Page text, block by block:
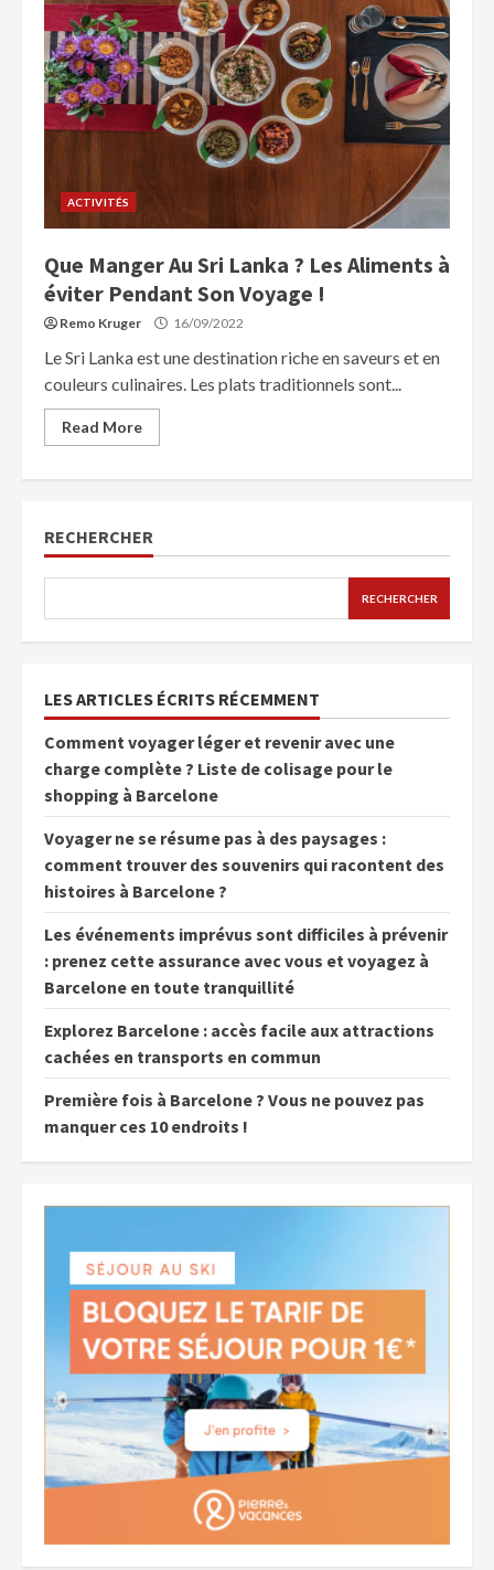
ACTIVITÉS
Que Manger Au Sri Lanka ? Les Aliments à
éviter Pendant Son Voyage !
Remo Kruger 16/09/2022
Le Sri Lanka est une destination riche en saveurs et en
couleurs culinaires. Les plats traditionnels sont...
Read More
RECHERCHER
RECHERCHER
LES ARTICLES ÉCRITS RÉCEMMENT
Comment voyager léger et revenir avec une
charge complète ? Liste de colisage pour le
shopping à Barcelone
Voyager ne se résume pas à des paysages :
comment trouver des souvenirs qui racontent des
histoires à Barcelone ?
Les événements imprévus sont difficiles à prévenir
: prenez cette assurance avec vous et voyagez à
Barcelone en toute tranquillité
Explorez Barcelone : accès facile aux attractions
cachées en transports en commun
Première fois à Barcelone ? Vous ne pouvez pas
manquer ces 10 endroits !